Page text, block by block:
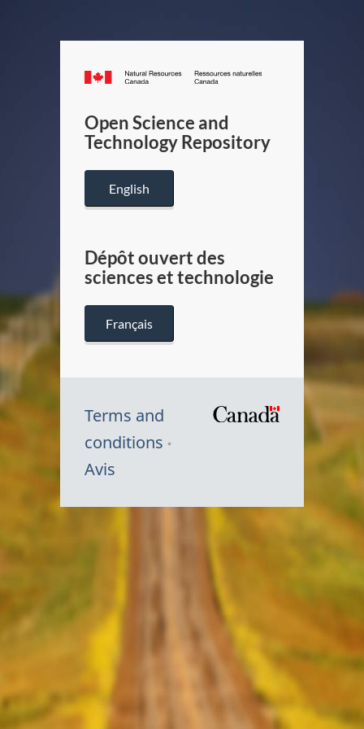
Canada.ca
/
Canada
Open Science and
Technology Repository
English
Dépôt ouvert des
sciences et technologie
Français
Terms and
conditions
Avis
Symbole
Canada